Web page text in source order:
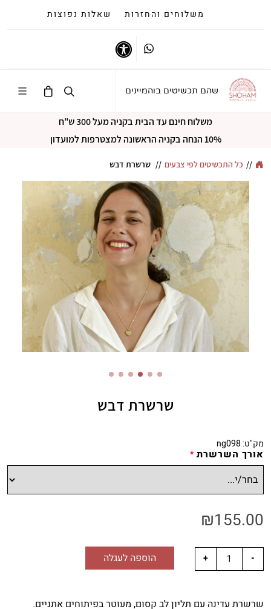
משלוחים והחזרות שאלות נפוצות
Whatsapp
שהם תכשיטים בוהמיינים
משלוח חינם עד הבית בקניה מעל 300 ש"ח
10% הנחה בקניה הראשונה למצטרפות למועדון
// כל התכשיטים לפי צבעים // שרשרת דבש
שרשרת דבש
מק"ט: ng098
אורך השרשרת*
₪155.00
הוספה לעגלה
שרשרת עדינה עם תליון לב קסום, מעוטר בפיתוחים אתניים.